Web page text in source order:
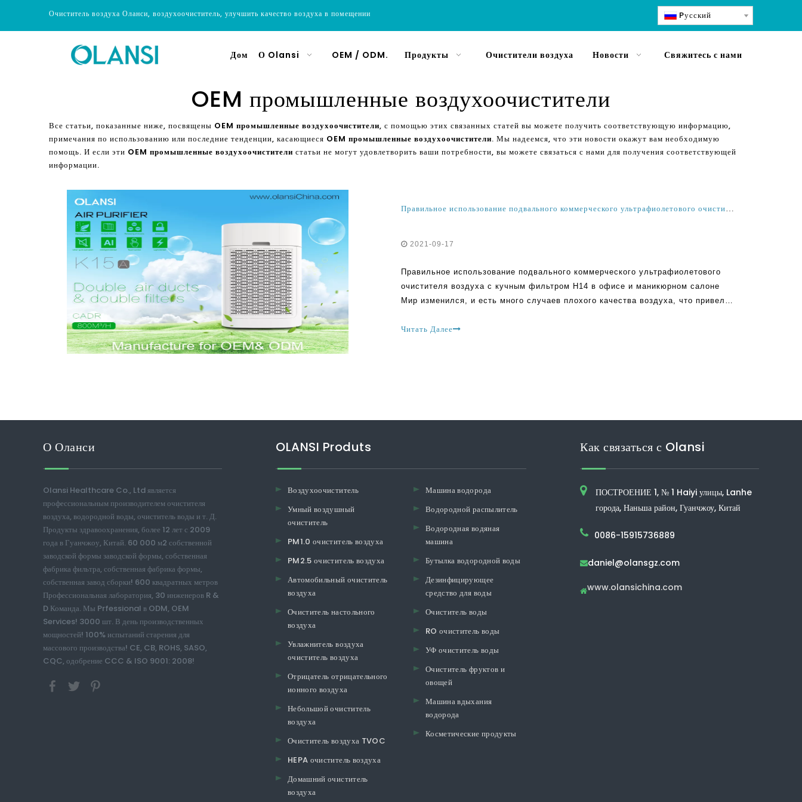
Очиститель воздуха Оланси, воздухоочиститель, улучшить качество воздуха в помещении Pусский
Дом О Olansi OEM / ODM. Продукты Очистители воздуха Новости Свяжитесь с нами
OEM промышленные воздухоочистители
Все статьи, показанные ниже, посвящены OEM промышленные воздухоочистители, с помощью этих связанных статей вы можете получить соответствующую информацию,
примечания по использованию или последние тенденции, касающиеся OEM промышленные воздухоочистители. Мы надеемся, что эти новости окажут вам необходимую
помощь. И если эти OEM промышленные воздухоочистители статьи не могут удовлетворить ваши потребности, вы можете связаться с нами для получения соответствующей
информации.
Правильное использование подвального коммерческого ультрафиолетового очистителя воздуха с кучным фильтром H14 в офисе и маникюрном салоне
2021-09-17
Правильное использование подвального коммерческого ультрафиолетового
очистителя воздуха с кучным фильтром H14 в офисе и маникюрном салоне
Мир изменился, и есть много случаев плохого качества воздуха, что привело
очистителей воздуха прилагают все усилия, чтобы внедрить b
Читать Далее
О Оланси
Olansi Healthcare Co., Ltd является
профессиональным производителем очистителя
воздуха, водородной воды, очиститель воды и т. Д.
Продукты здравоохранения, более 12 лет с 2009
года в Гуанчжоу, Китай. 60 000 м2 собственной
заводской формы заводской формы, собственная
фабрика фильтра, собственная фабрика формы,
собственная завод сборки! 600 квадратных метров
Профессиональная лаборатория, 30 инженеров R &
D Команда. Мы Prfessional в ODM, OEM
Services! 3000 шт. В день производственных
мощностей! 100% испытаний старения для
массового производства! CE, CB, ROHS, SASO,
CQC, одобрение CCC & ISO 9001: 2008!
OLANSI Produts
Воздухоочиститель
Умный воздушный
очиститель
PM1.0 очиститель воздуха
PM2.5 очиститель воздуха
Автомобильный очиститель
воздуха
Очиститель настольного
воздуха
Увлажнитель воздуха
очиститель воздуха
Отрицатель отрицательного
ионного воздуха
Небольшой очиститель
воздуха
Очиститель воздуха TVOC
HEPA очиститель воздуха
Домашний очиститель
воздуха
Машина водорода
Водородной распылитель
Водородная водяная
машина
Бутылка водородной воды
Дезинфицирующее
средство для воды
Очиститель воды
RO очиститель воды
УФ очиститель воды
Очиститель фруктов и
овощей
Машина вдыхания
водорода
Косметические продукты
Как связаться с Olansi
ПОСТРОЕНИЕ 1, № 1 Haiyi улицы, Lanhe
города, Наньша район, Гуанчжоу, Китай
0086-15915736889
daniel@olansgz.com
www.olansichina.com